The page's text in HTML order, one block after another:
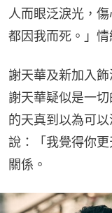
人而眼泛淚光，
都因我而死。」情
謝天華及新加入
謝天華疑似是一
的天真到以為可
說：「我覺得你
關係。